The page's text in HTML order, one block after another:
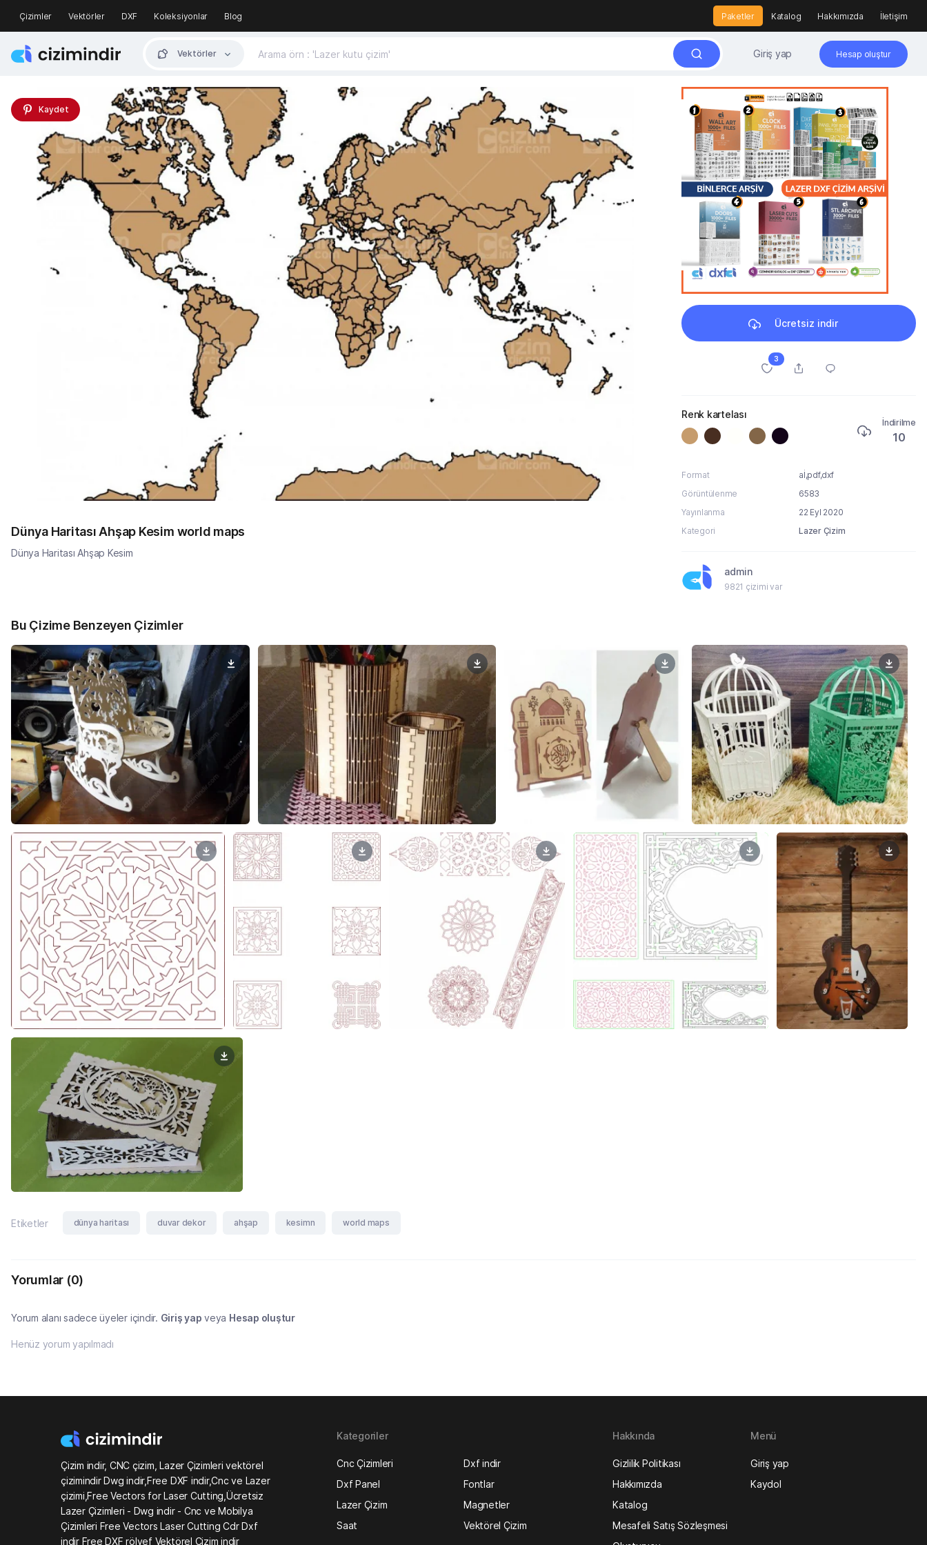
Çizimler Vektörler DXF Koleksiyonlar Blog Paketler Katalog Hakkımızda İletişim
Vektörler Giriş yap Hesap oluştur
Kaydet
Dünya Haritası Ahşap Kesim world maps
Dünya Haritası Ahşap Kesim
Ücretsiz indir
3
Renk kartelası
İndirilme
10
Format
aİ,pdf,dxf
Görüntülenme
6583
Yayınlanma
22 Eyl 2020
Kategori
Lazer Çizim
admin
9821 çizimi var
Bu Çizime Benzeyen Çizimler
Etiketler dünya haritası duvar dekor ahşap kesimn world maps
Yorumlar (0)
Yorum alanı sadece üyeler içindir. Giriş yap veya Hesap oluştur
Henüz yorum yapılmadı
Çizim indir, CNC çizim, Lazer Çizimleri vektörel
çizimindir Dwg indir,Free DXF indir,Cnc ve Lazer
çizimi,Free Vectors for Laser Cutting,Ücretsiz
Lazer Çizimleri - Dwg indir - Cnc ve Mobilya
Çizimleri Free Vectors Laser Cutting Cdr Dxf
indir Free DXF rölyef Vektörel Çizim indir
Kategoriler
Cnc Çizimleri
Dxf indir
Dxf Panel
Fontlar
Lazer Çizim
Magnetler
Saat
Vektörel Çizim
Hakkında
Gizlilik Politikası
Hakkımızda
Katalog
Mesafeli Satış Sözleşmesi
Menü
Giriş yap
Kaydol